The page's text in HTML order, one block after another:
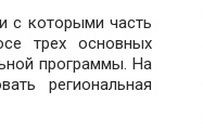
с которыми часть
трех основных
программы. На
региональная